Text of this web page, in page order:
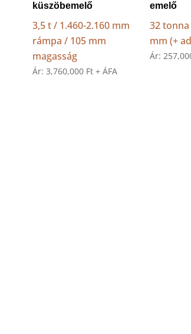
küszöbemelő
3,5 t / 1.460-2.160 mm
rámpa / 105 mm
magasság
Ár: 3,760,000 Ft + ÁFA
emelő
32 tonna
mm (+
Ár: